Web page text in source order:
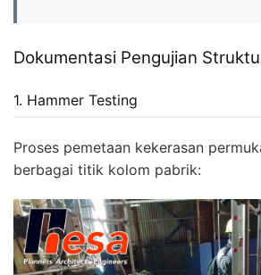
Dokumentasi Pengujian
1. Hammer Testing
Proses pemetaan kekerasan
berbagai titik kolom pabrik: